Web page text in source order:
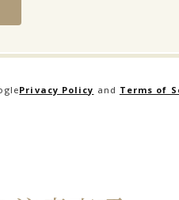
Privacy Policy and Terms of